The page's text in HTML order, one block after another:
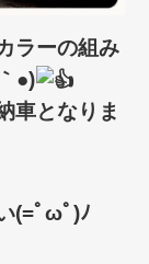
ラーの組み
●)
車となりま
(=ﾟωﾟ)ﾉ